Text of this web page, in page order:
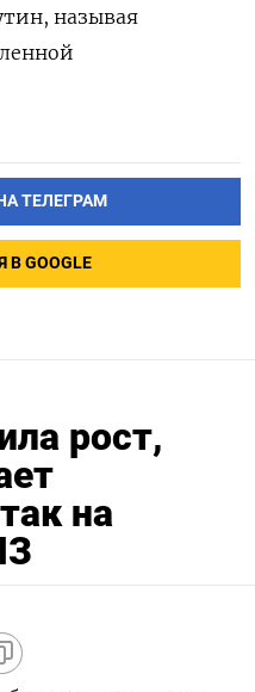
называя
ТЕЛЕГРАМ
GOOGLE
рост,
на